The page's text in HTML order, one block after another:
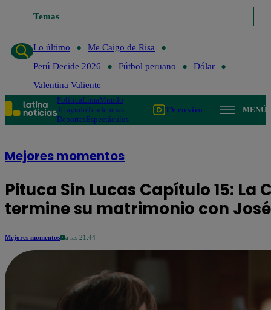
TemasLo último
Lo último
Me Caigo de Risa
Perú Decide 2026
Fútbol peruano
Dólar
Valentina Valiente
PolíticaLimaMundo
Te ayudoTendencias
DeportesEspectáculos
TV en vivo MENÚ
Mejores momentos
Pituca Sin Lucas Capítulo 15: La
termine su matrimonio con
Mejores momentos a las 21:44